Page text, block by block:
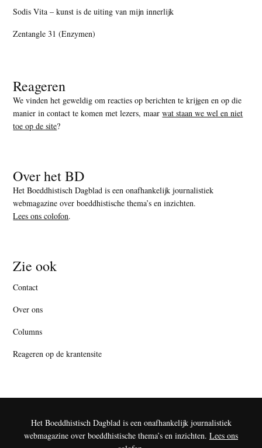
Sodis Vita – kunst is de uiting van mijn innerlijk
Zentangle 31 (Enzymen)
Reageren
We vinden het geweldig om reacties op berichten te krijgen en op die
manier in contact te komen met lezers, maarwat staan we wel en niet
toe op de site?
Over het BD
Het Boeddhistisch Dagblad is een onafhankelijk journalistiek
webmagazine over boeddhistische thema’s en inzichten.
Lees ons colofon.
Zie ook
Contact
Over ons
Columns
Reageren op de krantensite
Het Boeddhistisch Dagblad is een onafhankelijk journalistiek
webmagazine over boeddhistische thema’s en inzichten. Lees ons